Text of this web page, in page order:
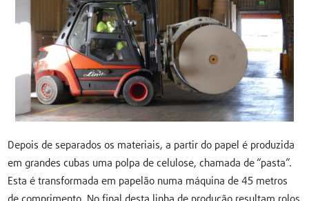
Depois de separados os materiais, a partir do papel é produzida
em grandes cubas uma polpa de celulose, chamada de “pasta”.
Esta é transformada em papelão numa máquina de 45 metros